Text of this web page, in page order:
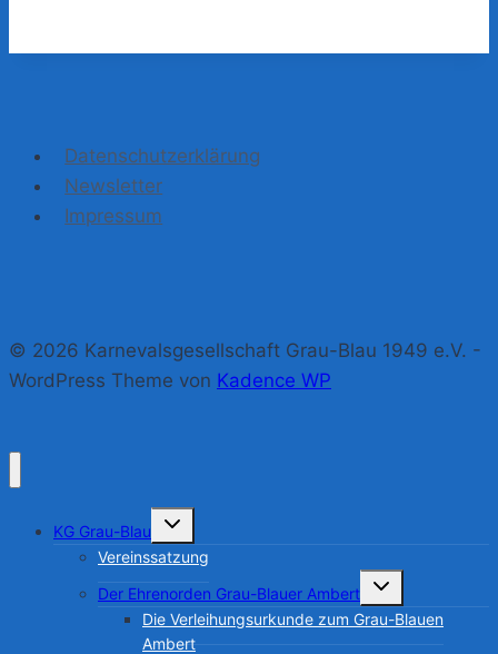
Datenschutzerklärung
Newsletter
Impressum
© 2026 Karnevalsgesellschaft Grau-Blau 1949 e.V. -
WordPress Theme von Kadence WP
KG Grau-Blau
Untermenü
umschalten
Vereinssatzung
Der Ehrenorden Grau-Blauer Ambert
Untermenü
umschalten
Die Verleihungsurkunde zum Grau-Blauen
Ambert